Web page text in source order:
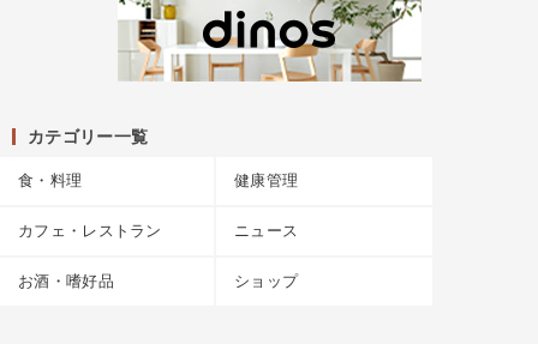
カテゴリー一覧
食・料理 健康管理
カフェ・レストラン ニュース
お酒・嗜好品 ショップ